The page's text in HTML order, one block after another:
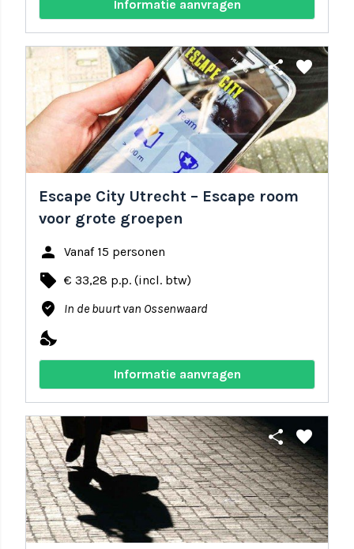
Informatie aanvragen
share favorite
Escape City Utrecht – Escape room
voor grote groepen
person Vanaf 15 personen
local_offer € 33,28 p.p. (incl. btw)
where_to_vote In de buurt van Ossenwaard
nights_stay
Informatie aanvragen
share favorite